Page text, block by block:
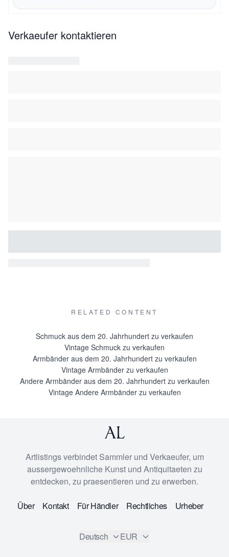
Verkaeufer kontaktieren
RELATED CONTENT
Schmuck aus dem 20. Jahrhundert zu verkaufen
Vintage Schmuck zu verkaufen
Armbänder aus dem 20. Jahrhundert zu verkaufen
Vintage Armbänder zu verkaufen
Andere Armbänder aus dem 20. Jahrhundert zu verkaufen
Vintage Andere Armbänder zu verkaufen
Artlistings verbindet Sammler und Verkaeufer, um
aussergewoehnliche Kunst und Antiquitaeten zu
entdecken, zu praesentieren und zu erwerben.
Über Kontakt Für Händler Rechtliches Urheber
Deutsch EUR